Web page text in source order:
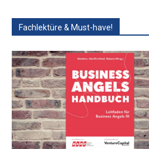
Fachlektüre & Must-have!